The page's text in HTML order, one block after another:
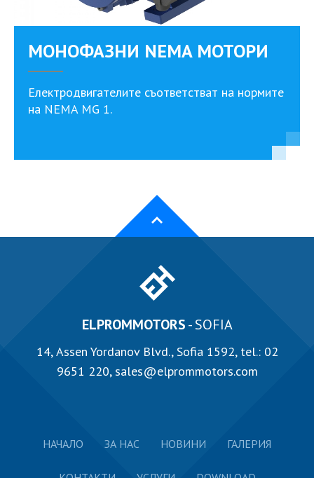
МОНОФАЗНИ NEMA МОТОРИ
Електродвигателите съответстват на нормите
на NEMA MG 1.
ELPROMMOTORS- SOFIA
14, Аssen Yordanov Blvd., Sofia 1592, tel.: 02
9651 220,sales@elprommotors.com
НАЧАЛО ЗА НАС НОВИНИ ГАЛЕРИЯ